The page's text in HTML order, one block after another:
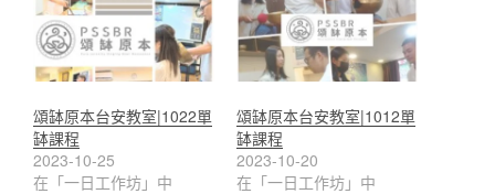
頌缽原本台安教室|1022單
缽課程
2023-10-25
在「一日工作坊」中
頌缽原本台安教室|1012單
缽課程
2023-10-20
在「一日工作坊」中